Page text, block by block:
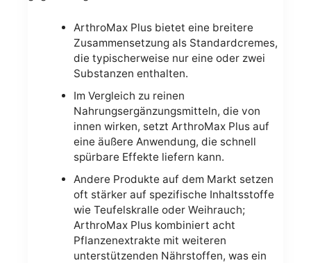
ArthroMax Plus bietet eine breitere
Zusammensetzung als Standardcremes,
die typischerweise nur eine oder zwei
Substanzen enthalten.
Im Vergleich zu reinen
Nahrungsergänzungsmitteln, die von
innen wirken, setzt ArthroMax Plus auf
eine äußere Anwendung, die schnell
spürbare Effekte liefern kann.
Andere Produkte auf dem Markt setzen
oft stärker auf spezifische Inhaltsstoffe
wie Teufelskralle oder Weihrauch;
ArthroMax Plus kombiniert acht
Pflanzenextrakte mit weiteren
unterstützenden Nährstoffen, was ein